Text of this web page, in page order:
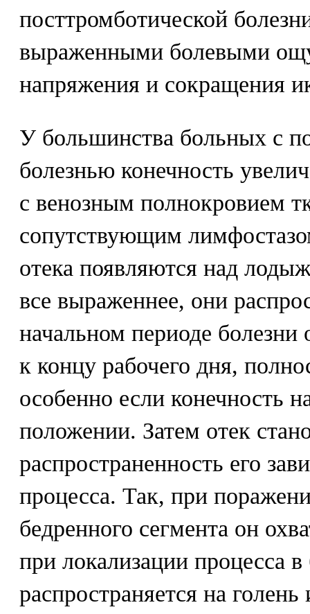
посттромботической
выраженными болевыми
напряжения и сокращения
У большинства больных с
болезнью конечность
с венозным полнокровием
сопутствующим
отека появляются над
все выраженнее, они
начальном периоде болезни
к концу рабочего дня,
особенно если конечность
положении. Затем отек
распространенность его
процесса. Так, при
бедренного сегмента он
при локализации процесса
распространяется на